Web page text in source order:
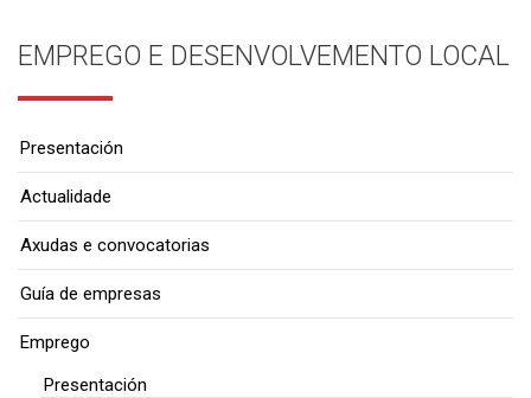
EMPREGO E DESENVOLVEMENTO LOCAL
Presentación
Actualidade
Axudas e convocatorias
Guía de empresas
Emprego
Presentación